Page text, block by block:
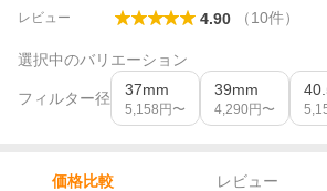
レビュー 4.90 （10件）
選択中のバリエーション
フィルター径 37mm
5,158 円〜
39mm
4,290 円〜
価格比較 レビュー